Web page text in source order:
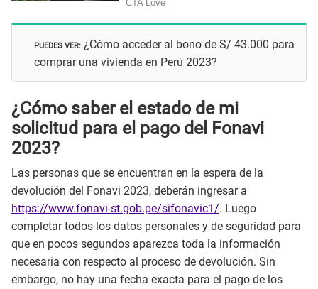
PUEDES VER: ¿Cómo acceder al bono de S/ 43.000 para
comprar una vivienda en Perú 2023?
¿Cómo saber el estado de mi
solicitud para el pago del Fonavi
2023?
Las personas que se encuentran en la espera de la
devolución del Fonavi 2023, deberán ingresar a
https://www.fonavi-st.gob.pe/sifonavic1/. Luego
completar todos los datos personales y de seguridad para
que en pocos segundos aparezca toda la información
necesaria con respecto al proceso de devolución. Sin
embargo, no hay una fecha exacta para el pago de los